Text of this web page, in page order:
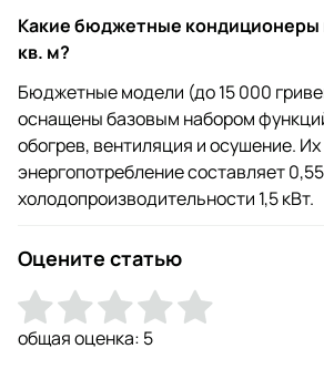
Какие бюджетные кондиционеры
кв. м?
Бюджетные модели (до 15 000
оснащены базовым набором
обогрев, вентиляция и осушение. Их
энергопотребление составляет
холодопроизводительности 1,5 кВт.
Оцените статью
общая оценка: 5